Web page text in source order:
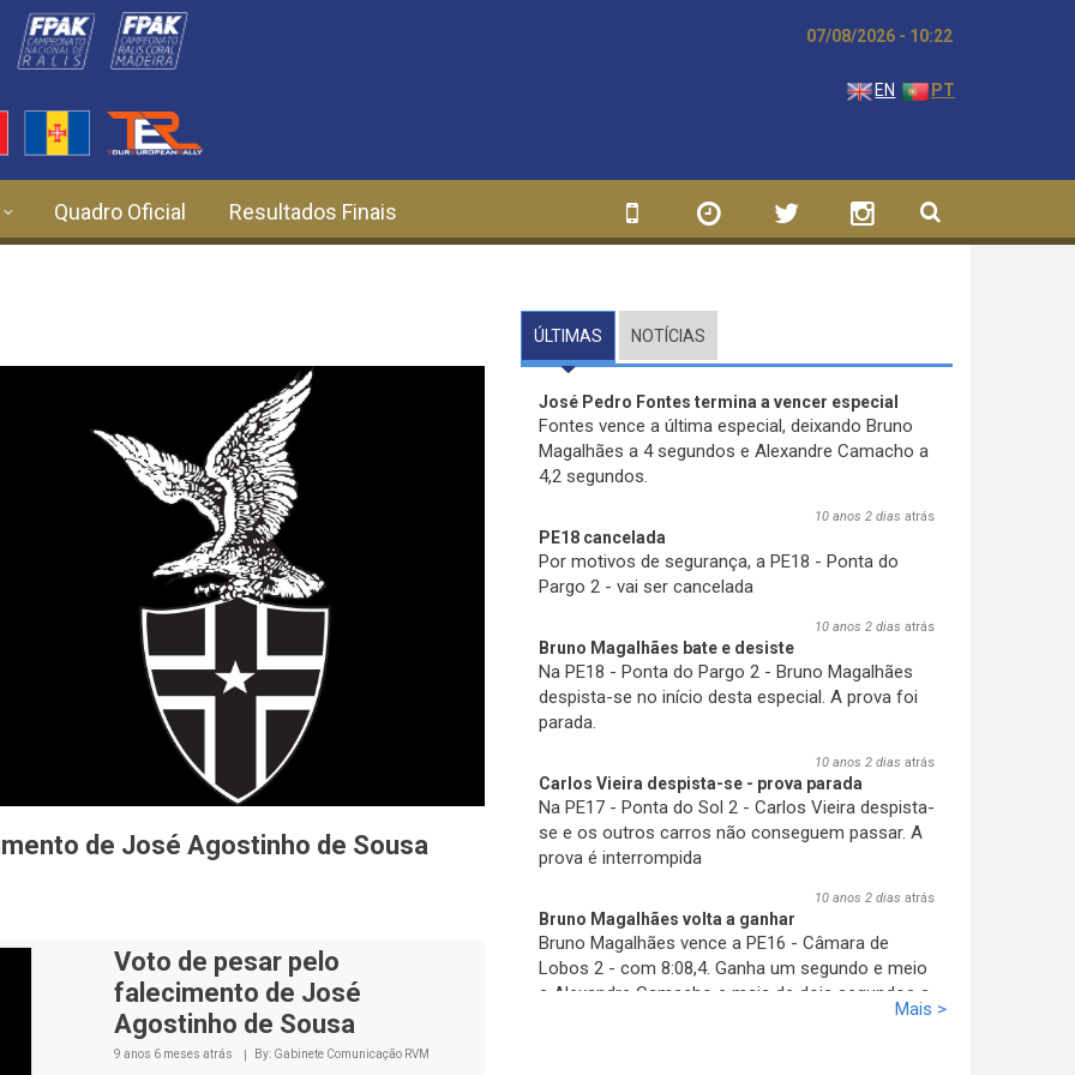
07/08/2026 - 10:22
EN PT
Quadro Oficial Resultados Finais
de José Agostinho de Sousa
imprensa esta terça-feira na sede do
classificação do RVM
a partir de 5 de setembro
o RVM 2016
Voto de pesar pelo
falecimento de José
Agostinho de Sousa
9 anos 6 meses atrás By: Gabinete Comunicação RVM
ÚLTIMAS (SEPARADOR ATIVO)
NOTÍCIAS
José Pedro Fontes termina a vencer especial
Fontes vence a última especial, deixando Bruno
Magalhães a 4 segundos e Alexandre Camacho a
4,2 segundos.
10 anos 2 dias atrás
PE18 cancelada
Por motivos de segurança, a PE18 - Ponta do
Pargo 2 - vai ser cancelada
10 anos 2 dias atrás
Bruno Magalhães bate e desiste
Na PE18 - Ponta do Pargo 2 - Bruno Magalhães
despista-se no início desta especial. A prova foi
parada.
10 anos 2 dias atrás
Carlos Vieira despista-se - prova parada
Na PE17 - Ponta do Sol 2 - Carlos Vieira despista-
se e os outros carros não conseguem passar. A
prova é interrompida
10 anos 2 dias atrás
Bruno Magalhães volta a ganhar
Bruno Magalhães vence a PE16 - Câmara de
Lobos 2 - com 8:08,4. Ganha um segundo e meio
a Alexandre Camacho e mais de dois segundos a
José Pedro Fontes. A sua vantagem aumenta.Mais >